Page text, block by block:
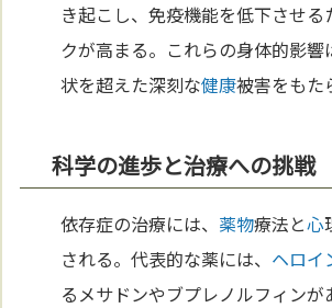
き起こし、免疫機能を低下させる
クが高まる。これらの身体的影響
状を超えた深刻な健康被害をもた
科学の進歩と治療への挑戦
依存症の治療には、 薬物療法と心
される。代表的な薬には、 ヘロイ
るメサドンやブプレノルフィン